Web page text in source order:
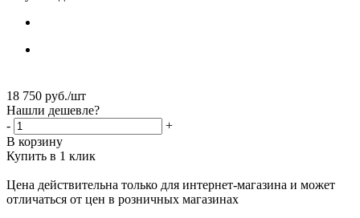
18 750 руб./шт
Нашли дешевле?
-
+
В корзину
Купить в 1 клик
Цена действительна только для интернет-магазина и может
отличаться от цен в розничных магазинах